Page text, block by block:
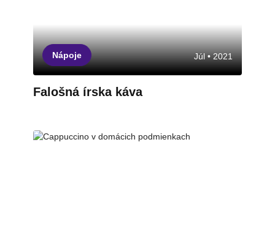
Nápoje Júl • 2021
Falošná írska káva